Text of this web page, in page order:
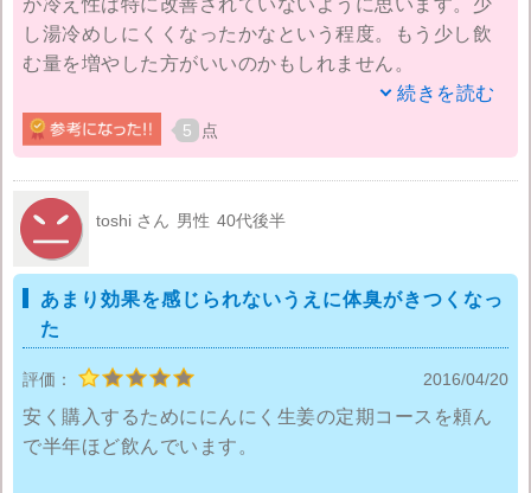
し湯冷めしにくくなったかなという程度。もう少し飲
む量を増やした方がいいのかもしれません。
にんにくの効果はあるのか別のサプリを飲んでいた時
と良くも悪くも変化はなしです。私は以前まで愛飲し
ていたサプリの方が値段もお手頃なので効果が同じな
らそちらに戻そうかなと思っているのですが、一緒に
サプリを飲んでいる主人が長年にんにく健康食品ナン
バー１だからにんにく生姜の方がいいんじゃないかと
言って聞きません。
を今まで飲んできていて知っているので、とりあえず
今はこちらを飲み続けてみようかなと思います。
続きを読む
5 点
toshi さん 男性 40代後半
あまり効果を感じられないうえに体臭がきつくなっ
た
評価： 2016/04/20
安く購入するためににんにく生姜の定期コースを頼ん
で半年ほど飲んでいます。